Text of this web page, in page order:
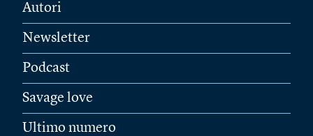
Autori
Newsletter
Podcast
Savage love
Ultimo numero